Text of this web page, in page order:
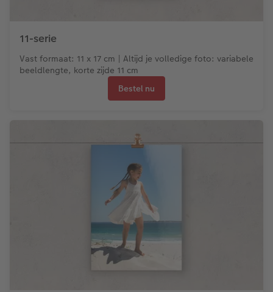
11-serie
Vast formaat: 11 x 17 cm | Altijd je volledige foto: variabele
beeldlengte, korte zijde 11 cm
Bestel nu